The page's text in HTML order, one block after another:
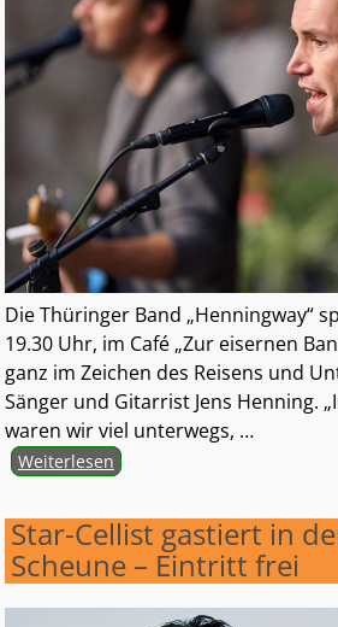
Die Thüringer Band „Henningway“
19.30 Uhr, im Café „Zur eisernen
ganz im Zeichen des Reisens und
Sänger und Gitarrist Jens Henning.
waren wir viel unterwegs, …
Weiterlesen
Star-Cellist gastiert in
Scheune – Eintritt frei